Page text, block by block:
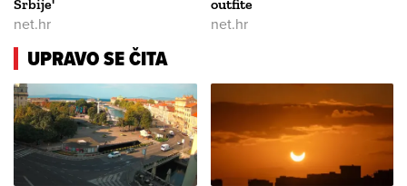
Srbije'
net.hr
outfite
net.hr
UPRAVO SE ČITA